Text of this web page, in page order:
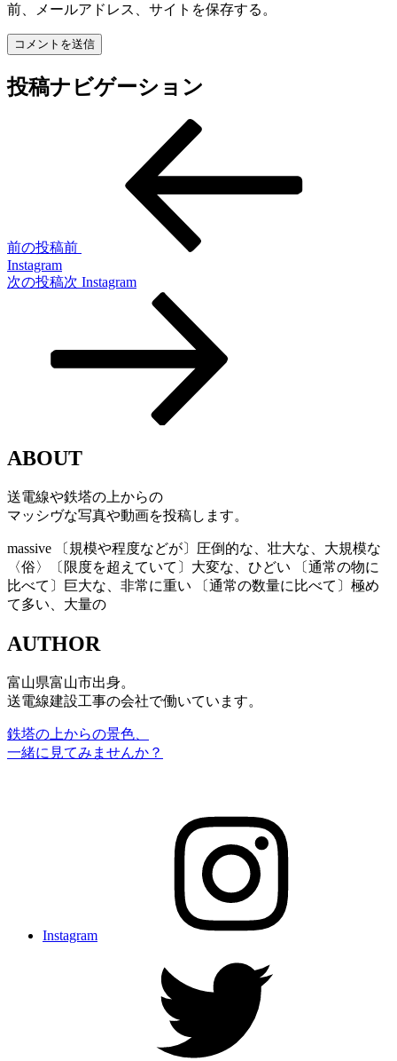
前、メールアドレス、サイトを保存する。
投稿ナビゲーション
前の投稿前
Instagram
次の投稿次 Instagram
ABOUT
送電線や鉄塔の上からの
マッシヴな写真や動画を投稿します。
massive 〔規模や程度などが〕圧倒的な、壮大な、大規模な
〈俗〉〔限度を超えていて〕大変な、ひどい 〔通常の物に
比べて〕巨大な、非常に重い 〔通常の数量に比べて〕極め
て多い、大量の
AUTHOR
富山県富山市出身。
送電線建設工事の会社で働いています。
鉄塔の上からの景色、
一緒に見てみませんか？
Instagram